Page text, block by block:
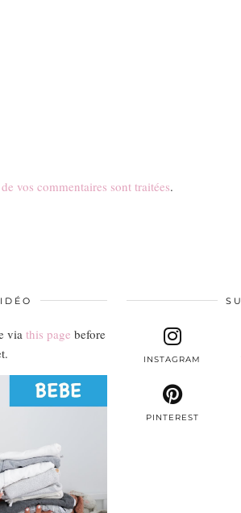
vos commentaires sont traitées.
via this page before
INSTAGRAM
PINTEREST